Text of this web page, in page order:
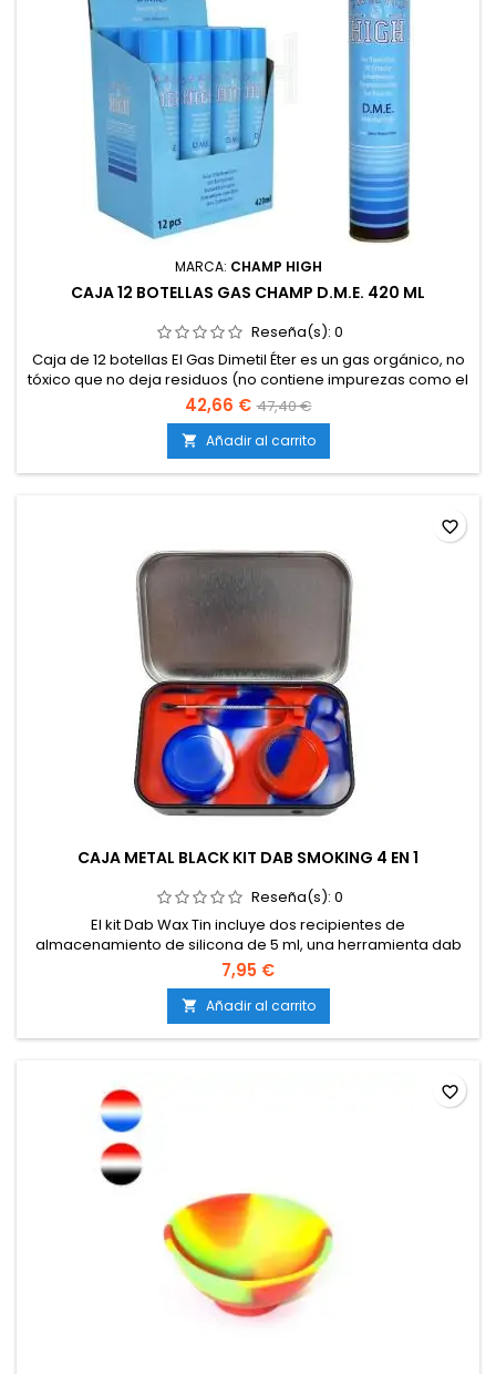
MARCA: CHAMP HIGH
CAJA 12 BOTELLAS GAS CHAMP D.M.E. 420 ML
Reseña(s): 0
Caja de 12 botellas El Gas Dimetil Éter es un gas orgánico, no
tóxico que no deja residuos (no contiene impurezas como el
gas butano), inocuo para la salud y no contamina el medio
ambiente. Excelente gas para extracción Rosin
42,66 € 47,40 €
 Añadir al carrito
CAJA METAL BLACK KIT DAB SMOKING 4 EN 1
Reseña(s): 0
El kit Dab Wax Tin incluye dos recipientes de
almacenamiento de silicona de 5 ml, una herramienta dab
de 70 mm y una caja de almacenamiento de metal de color
negro. En envases de cera accesorios para fumar, tiene un
bonito diseño. También un kit de dab personalizado de
contenedor de cera de silicona muy caliente.
7,95 €
 Añadir al carrito
favorite_border
favorite_border